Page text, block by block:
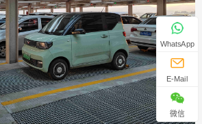
WhatsApp
E-Mail
微信